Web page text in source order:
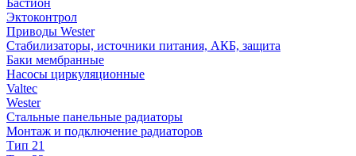
Бастион
Эктоконтрол
Приводы Wester
Стабилизаторы, источники питания, АКБ, защита
Баки мембранные
Насосы циркуляционные
Valtec
Wester
Стальные панельные радиаторы
Монтаж и подключение радиаторов
Тип 21